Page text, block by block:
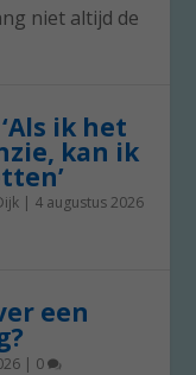
niet altijd de
ik het
kan ik
| 4 augustus 2026
een
| 0